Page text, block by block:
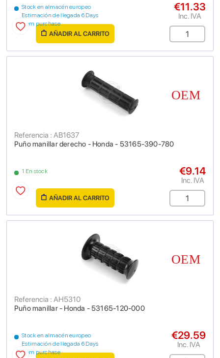
Stock en almacén europeo
Estimación de llegada 6 Days
from purchase
€11.33
Inc. IVA
AÑADIR AL CARRITO
Puño manillar derecho - Honda - 53165-390-780
Referencia : AB1637
1 En stock €9.14
Inc. IVA
AÑADIR AL CARRITO
Puño manillar - Honda - 53165-120-000
Referencia : AH5310
Stock en almacén europeo
Estimación de llegada 6 Days
from purchase
€29.59
Inc. IVA